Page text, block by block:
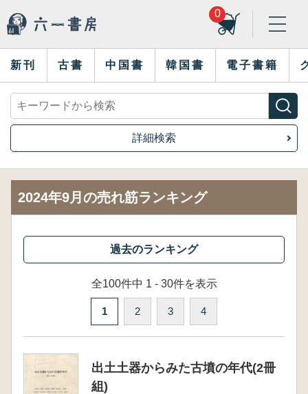
0
新刊 古書 中国書 韓国書 電子書籍
詳細検索
2024年9月の売れ筋ランキング
全100件中 1 - 30件を表示
1 2 3 4
出土土器からみた古墳の年代(2冊
組)